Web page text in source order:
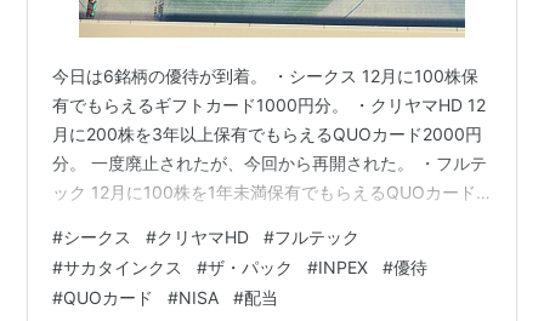
今日は6銘柄の優待が到着。 ・シークス 12月に100株保
有でもらえるギフトカード1000円分。 ・クリヤマHD 12
月に200株を3年以上保有でもらえるQUOカード2000円
分。 一度廃止されたが、今回から再開された。 ・フルテ
ック 12月に100株を1年未満保有でもらえるQUOカード
に。 ・サカタインクス 12月に100株を3年以上保有でも
らえるQUOカード2000円分。 ・ザ・パック 12月に100
株保有でもらえるQUOカード1000円分×2名義。 今回が
#シークス #クリヤマHD #フルテック
#サカタインクス #ザ・パック #INPEX #優待
#QUOカード #NISA #配当